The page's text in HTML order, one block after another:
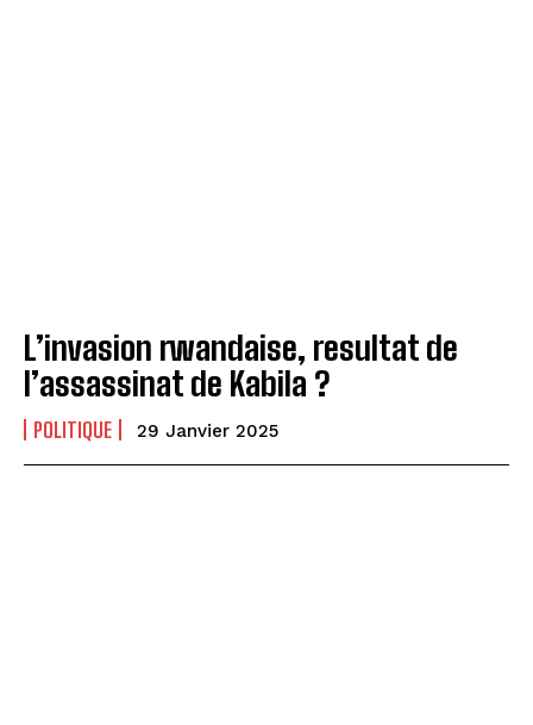
L’invasion rwandaise, resultat de
l’assassinat de Kabila ?
POLITIQUE 29 Janvier 2025